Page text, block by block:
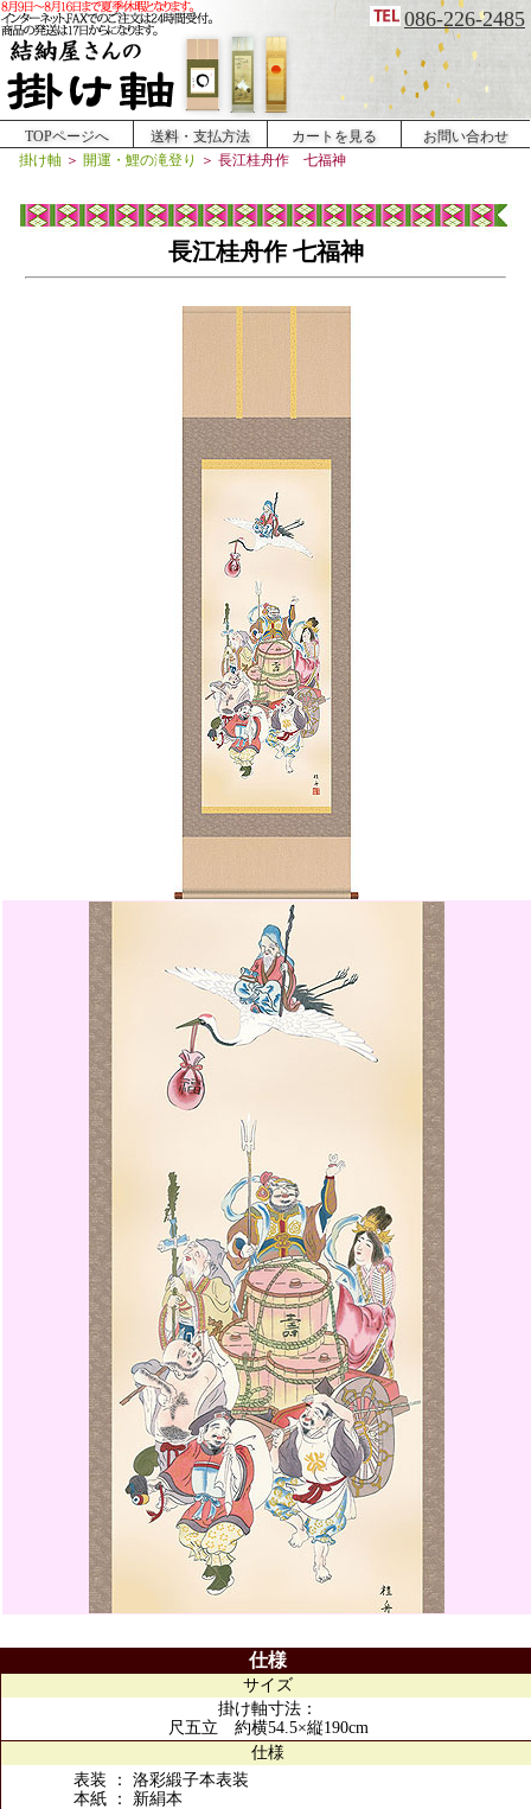
086-226-2485
TOPページへ 送料・支払方法 カートを見る
お問い合わせ
掛け軸 ＞ 開運・鯉の滝登り ＞ 長江桂舟作 七福神
長江桂舟作 七福神
仕様
サイズ
掛け軸寸法：
尺五立 約横54.5×縦190cm
仕様
表装 ： 洛彩緞子本表装
本紙 ： 新絹本